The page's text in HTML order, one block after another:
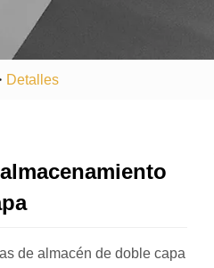
Detalles
de almacén de doble capa